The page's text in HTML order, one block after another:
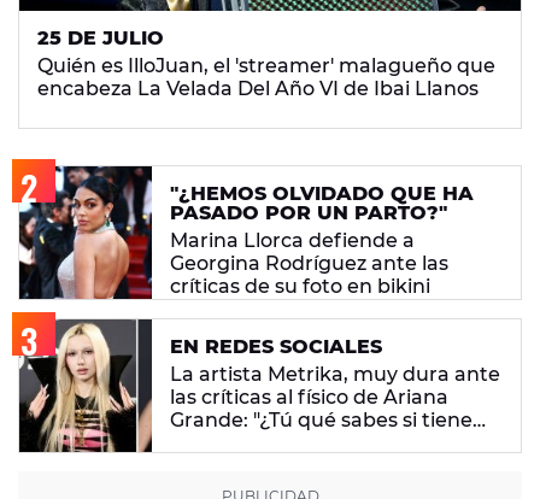
25 DE JULIO
Quién es IlloJuan, el 'streamer' malagueño que
encabeza La Velada Del Año VI de Ibai Llanos
"¿HEMOS OLVIDADO QUE HA
PASADO POR UN PARTO?"
Marina Llorca defiende a
Georgina Rodríguez ante las
críticas de su foto en bikini
EN REDES SOCIALES
La artista Metrika, muy dura ante
las críticas al físico de Ariana
Grande: "¿Tú qué sabes si tiene